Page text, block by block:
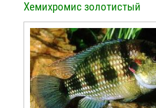
Хемихромис золотистый